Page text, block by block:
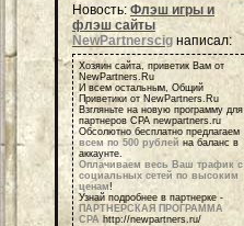
Новость: Флэш игры и
флэш сайты
NewPartnerscig написал:
Хозяин сайта, приветик Вам от
NewPartners.Ru
И всем остальным, Общий
Приветики от NewPartners.Ru
Взгляньте на новую программу для
партнеров СРА newpartners.ru
Обсолютно бесплатно предлагаем
всем по 500 рублей на баланс в
аккаунте.
Оплачиваем весь Ваш трафик с
социальных сетей по высоким
ценам!
Узнай подробнее в партнерке -
ПАРТНЕРСКАЯ ПРОГРАММА
СРА http://newpartners.ru/